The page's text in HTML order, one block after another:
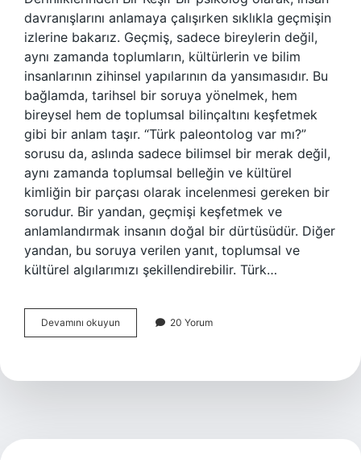
davranışlarını anlamaya çalışırken sıklıkla geçmişin
izlerine bakarız. Geçmiş, sadece bireylerin değil,
aynı zamanda toplumların, kültürlerin ve bilim
insanlarının zihinsel yapılarının da yansımasıdır. Bu
bağlamda, tarihsel bir soruya yönelmek, hem
bireysel hem de toplumsal bilinçaltını keşfetmek
gibi bir anlam taşır. “Türk paleontolog var mı?”
sorusu da, aslında sadece bilimsel bir merak değil,
aynı zamanda toplumsal belleğin ve kültürel
kimliğin bir parçası olarak incelenmesi gereken bir
sorudur. Bir yandan, geçmişi keşfetmek ve
anlamlandırmak insanın doğal bir dürtüsüdür. Diğer
yandan, bu soruya verilen yanıt, toplumsal ve
kültürel algılarımızı şekillendirebilir. Türk…
Devamını okuyun
paleontolog
?
20 Yorum